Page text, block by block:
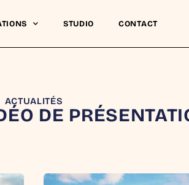
STUDIO CONTACT
ACTUALITÉS
DE